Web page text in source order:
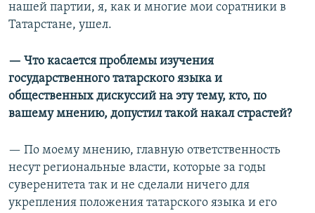
нашей партии, я, как и многие мои соратники в
Татарстане, ушел.
— Что касается проблемы изучения
государственного татарского языка и
общественных дискуссий на эту тему, кто, по
вашему мнению, допустил такой накал страстей?
— По моему мнению, главную ответственность
несут региональные власти, которые за годы
суверенитета так и не сделали ничего для
укрепления положения татарского языка и его